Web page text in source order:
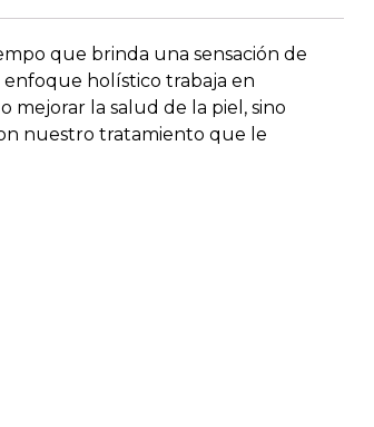
que brinda una sensación de
enfoque holístico trabaja en
la salud de la piel, sino
nuestro tratamiento que le